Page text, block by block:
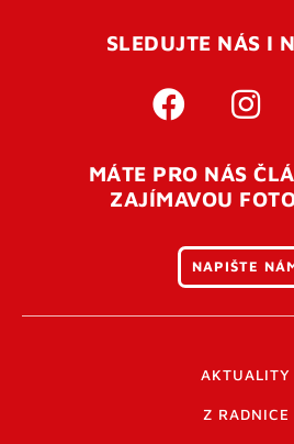
SLEDUJTE NÁS I
MÁTE PRO NÁS
ZAJÍMAVOU
NAPIŠTE
AKTUALITY
Z RADNICE